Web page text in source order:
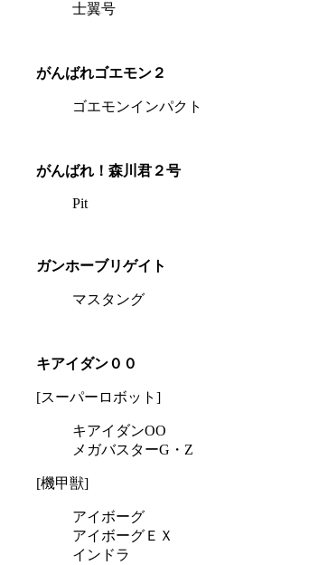
士翼号
がんばれゴエモン２
ゴエモンインパクト
がんばれ！森川君２号
Pit
ガンホーブリゲイト
マスタング
キアイダン００
[スーパーロボット]
キアイダンOO
メガバスターG・Z
[機甲獣]
アイボーグ
アイボーグＥＸ
インドラ